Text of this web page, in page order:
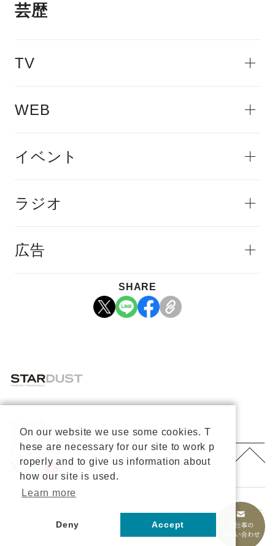
芸歴
TV
WEB
イベント
ラジオ
広告
SHARE
プライバシーポリシー
重要なお知らせ
お問い合わせ
About Us
公式X
公式Youtube
Copyright © 2026 STARDUST PROMOTION, INC.
All rights reserved.
On our website we use some cookies. T
hese are necessary for our site to work p
roperly and to give us information about
how our site is used.
Learn more
Deny Accept